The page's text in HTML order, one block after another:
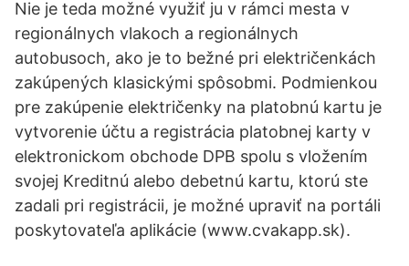
Nie je teda možné využiť ju v rámci mesta v
regionálnych vlakoch a regionálnych
autobusoch, ako je to bežné pri električenkách
zakúpených klasickými spôsobmi. Podmienkou
pre zakúpenie električenky na platobnú kartu je
vytvorenie účtu a registrácia platobnej karty v
elektronickom obchode DPB spolu s vložením
svojej Kreditnú alebo debetnú kartu, ktorú ste
zadali pri registrácii, je možné upraviť na portáli
poskytovateľa aplikácie (www.cvakapp.sk).